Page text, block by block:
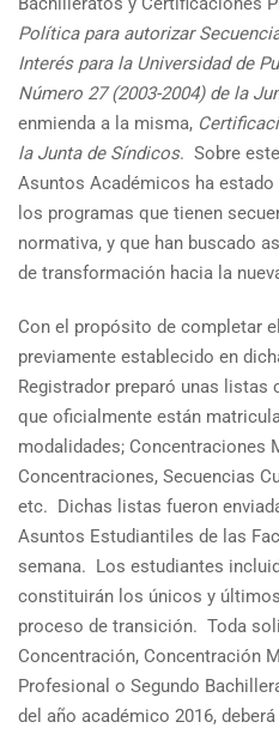
Política para autorizar
Interés para la Universidad de
Número 27 (2003-2004) de la
enmienda a la misma,
la Junta de Síndicos. Sobre
Asuntos Académicos ha
los programas que tienen
normativa, y que han buscado
de transformación hacia la
Con el propósito de completar
previamente establecido en
Registrador preparó unas
que oficialmente están
modalidades; Concentraciones
Concentraciones, Secuencias
etc. Dichas listas fueron
Asuntos Estudiantiles de las
semana. Los estudiantes
constituirán los únicos y
proceso de transición. Toda
Concentración, Concentración
Profesional o Segundo
del año académico 2016,